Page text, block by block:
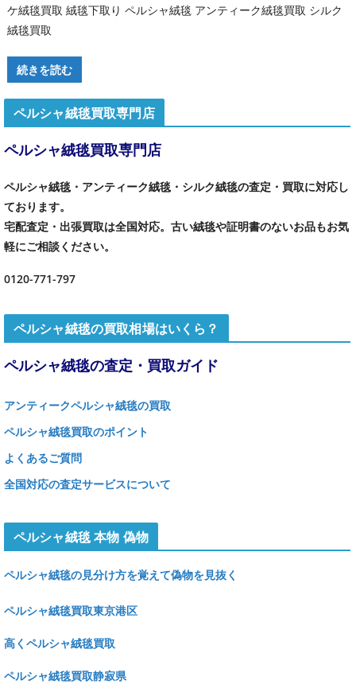
ケ絨毯買取 絨毯下取り ペルシャ絨毯 アンティーク絨毯買取 シルク
絨毯買取
続きを読む
ペルシャ絨毯買取専門店
ペルシャ絨毯買取専門店
ペルシャ絨毯・アンティーク絨毯・シルク絨毯の査定・買取に対応し
ております。
宅配査定・出張買取は全国対応。古い絨毯や証明書のないお品もお気
軽にご相談ください。
0120-771-797
ペルシャ絨毯の買取相場はいくら？
ペルシャ絨毯の査定・買取ガイド
アンティークペルシャ絨毯の買取
ペルシャ絨毯買取のポイント
よくあるご質問
全国対応の査定サービスについて
ペルシャ絨毯 本物 偽物
ペルシャ絨毯の見分け方を覚えて偽物を見抜く
ペルシャ絨毯買取東京港区
高くペルシャ絨毯買取
ペルシャ絨毯買取静寂県